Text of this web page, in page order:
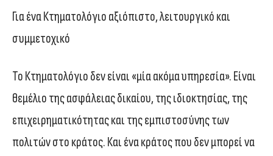
Για ένα Κτηματολόγιο αξιόπιστο, λειτουργικό και
συμμετοχικό
Το Κτηματολόγιο δεν είναι «μία ακόμα υπηρεσία». Είναι
θεμέλιο της ασφάλειας δικαίου, της ιδιοκτησίας, της
επιχειρηματικότητας και της εμπιστοσύνης των
πολιτών στο κράτος. Και ένα κράτος που δεν μπορεί να